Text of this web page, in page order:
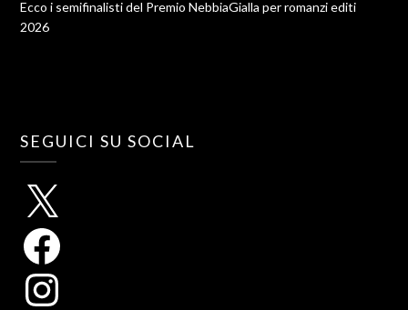
Ecco i semifinalisti del Premio NebbiaGialla per romanzi editi
2026
SEGUICI SU SOCIAL